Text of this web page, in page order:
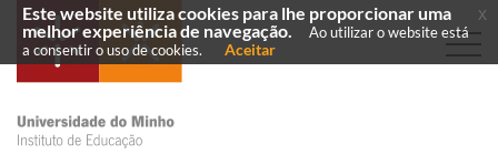
Este website utiliza cookies para lhe proporcionar uma
melhor experiência de navegação.
Ao utilizar o website está
a consentir o uso de cookies.
Aceitar
x